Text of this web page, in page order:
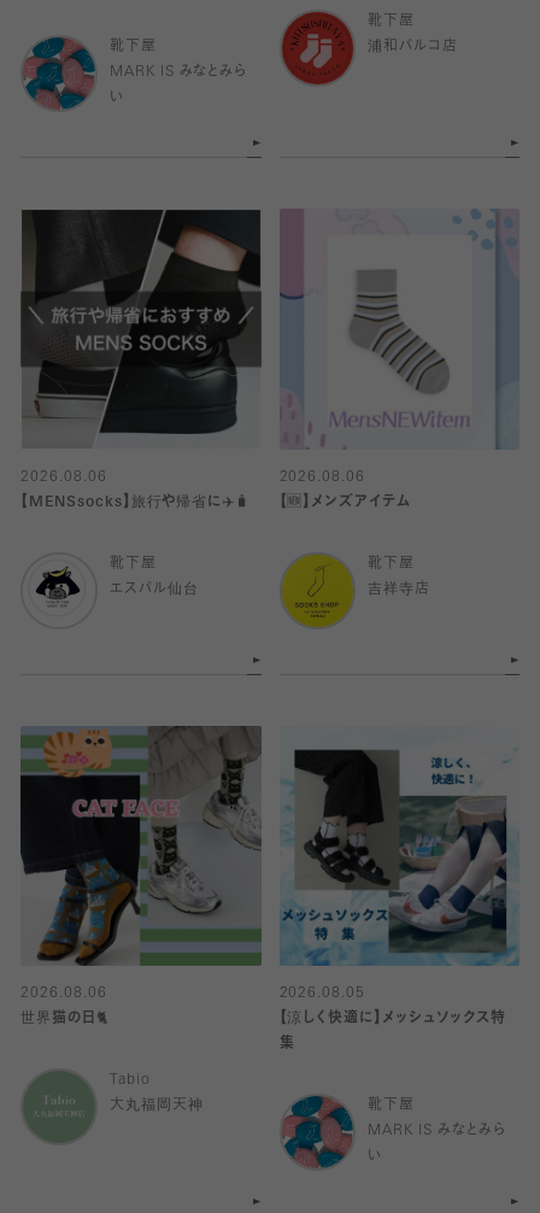
靴下屋
MARK IS みなとみら
い
靴下屋
浦和パルコ店
2026.08.06
【MENSsocks】旅行や帰省に✈️🧳
靴下屋
エスパル仙台
2026.08.06
【🆕】メンズアイテム
靴下屋
吉祥寺店
2026.08.06
世界猫の日🐈
Tabio
大丸福岡天神
2026.08.05
【涼しく快適に】メッシュソックス特
集
靴下屋
MARK IS みなとみら
い